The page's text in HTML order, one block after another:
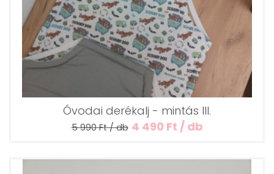
Óvodai derékalj - mintás III.
5 990 Ft / db 4 490 Ft / db